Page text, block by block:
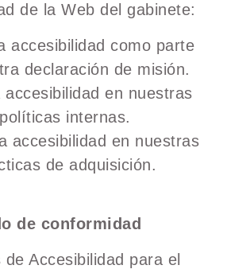
de la Web del gabinete:
accesibilidad como parte
declaración de misión.
accesibilidad en nuestras
políticas internas.
accesibilidad en nuestras
de adquisición.
de conformidad
de Accesibilidad para el